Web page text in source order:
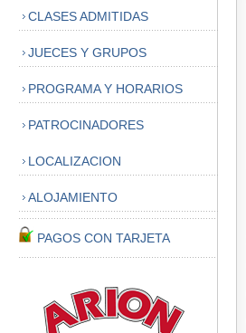
CLASES ADMITIDAS
JUECES Y GRUPOS
PROGRAMA Y HORARIOS
PATROCINADORES
LOCALIZACION
ALOJAMIENTO
PAGOS CON TARJETA